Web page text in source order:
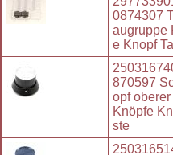
0874307
augruppe
e Knopf
870597
opf oberer
Knöpfe
ste